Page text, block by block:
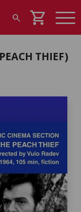
search shopping_cart
THIEF)